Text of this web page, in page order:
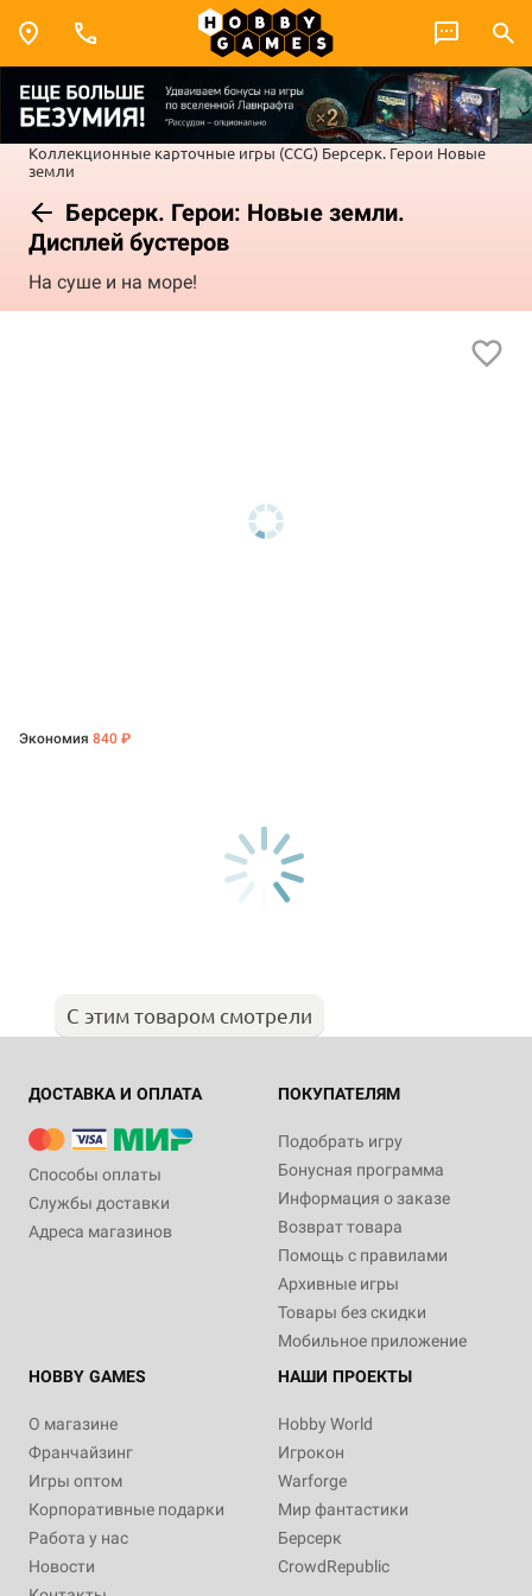
Коллекционные карточные игры (CCG) Берсерк. Герои Новые
земли
Берсерк. Герои: Новые земли.
Дисплей бустеров
На суше и на море!
Экономия 840 ₽
С этим товаром смотрели
ДОСТАВКА И ОПЛАТА
Способы оплаты
Службы доставки
Адреса магазинов
ПОКУПАТЕЛЯМ
Подобрать игру
Бонусная программа
Информация о заказе
Возврат товара
Помощь с правилами
Архивные игры
Товары без скидки
Мобильное приложение
HOBBY GAMES
О магазине
Франчайзинг
Игры оптом
Корпоративные подарки
Работа у нас
Новости
НАШИ ПРОЕКТЫ
Hobby World
Игрокон
Warforge
Мир фантастики
Берсерк
CrowdRepublic